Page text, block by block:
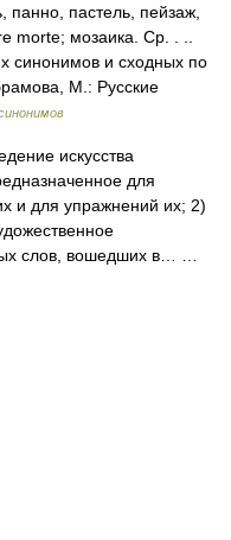
пастель, пейзаж,
morte; мозаика. Ср. . ..
синонимов и сходных по
М.: Русские
искусства
для
и для упражнений их; 2)
слов, вошедших в… …